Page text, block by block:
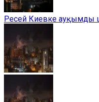
Ресей Киевке ауқымды